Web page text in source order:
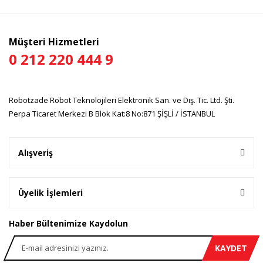
Ürün bilgilerinde hatalar bulunuyor.
Ürün fiyatı diğer sitelerden daha pahalı.
Müşteri Hizmetleri
0 212 220 444 9
Robotzade Robot Teknolojileri Elektronik San. ve Dış. Tic. Ltd. Şti.
Perpa Ticaret Merkezi B Blok Kat:8 No:871 ŞİŞLİ / İSTANBUL
Alışveriş
Üyelik İşlemleri
Haber Bültenimize Kaydolun
KAYDET